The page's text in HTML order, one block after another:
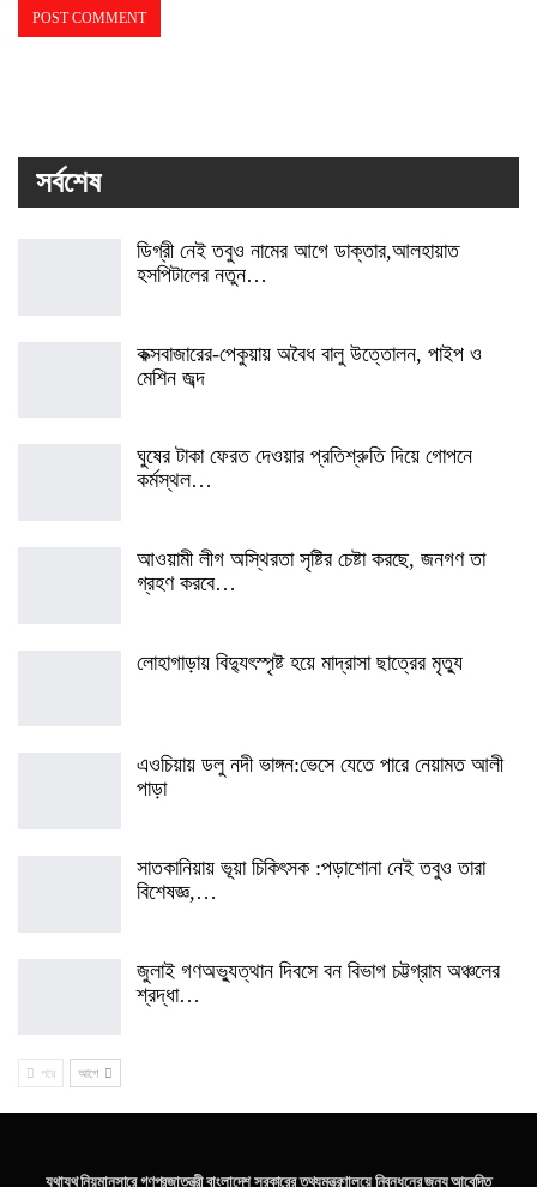
সর্বশেষ
ডিগ্রী নেই তবুও নামের আগে ডাক্তার,আলহায়াত
হসপিটালের নতুন…
কক্সবাজারের-পেকুয়ায় অবৈধ বালু উত্তোলন, পাইপ ও
মেশিন জব্দ
ঘুষের টাকা ফেরত দেওয়ার প্রতিশ্রুতি দিয়ে গোপনে
কর্মস্থল…
আওয়ামী লীগ অস্থিরতা সৃষ্টির চেষ্টা করছে, জনগণ তা
গ্রহণ করবে…
লোহাগাড়ায় বিদ্যুৎস্পৃষ্ট হয়ে মাদ্রাসা ছাত্রের মৃত্যু
এওচিয়ায় ডলু নদী ভাঙ্গন:ভেসে যেতে পারে নেয়ামত আলী
পাড়া
সাতকানিয়ায় ভূয়া চিকিৎসক :পড়াশোনা নেই তবুও তারা
বিশেষজ্ঞ,…
জুলাই গণঅভ্যুত্থান দিবসে বন বিভাগ চট্টগ্রাম অঞ্চলের
শ্রদ্ধা…
পরে আগে
যথাযথ নিয়মানুসারে গণপ্রজাতন্ত্রী বাংলাদেশ সরকারের তথ্যমন্ত্রণালয়ে নিবন্ধনের জন্য আবেদিত